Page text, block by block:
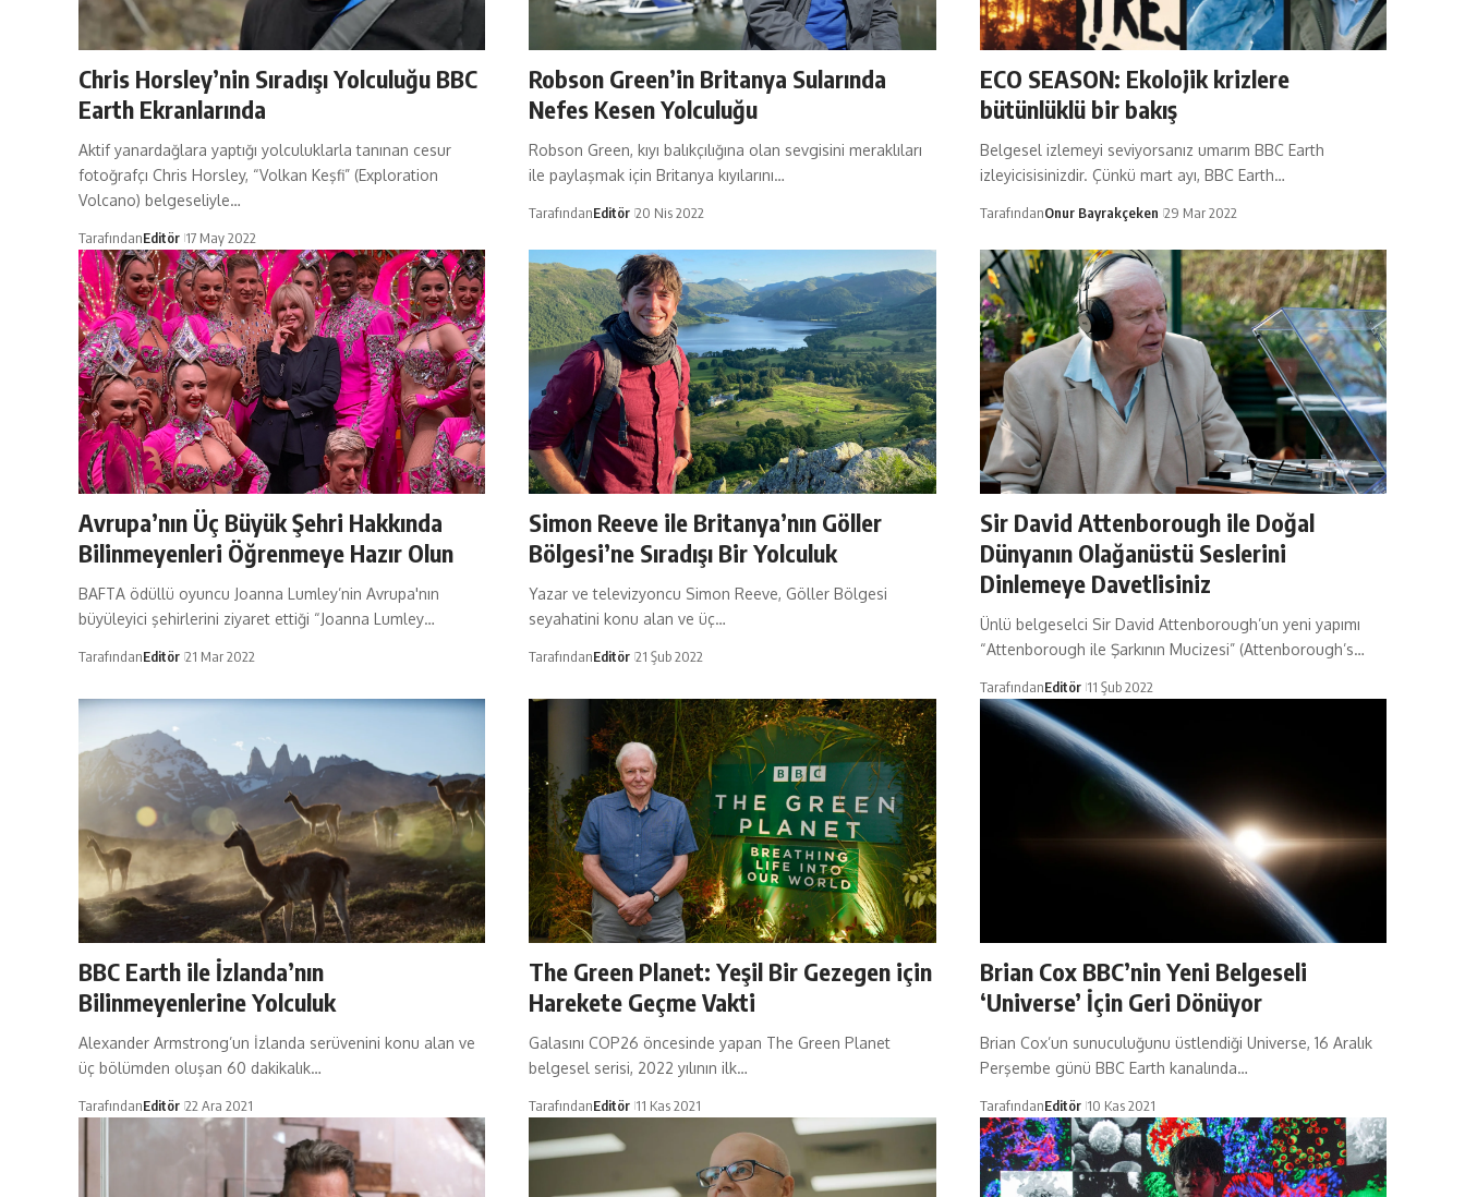
Chris Horsley’nin Sıradışı Yolculuğu BBC
Earth Ekranlarında
Aktif yanardağlara yaptığı yolculuklarla tanınan cesur
fotoğrafçı Chris Horsley, “Volkan Keşfi” (Exploration
Volcano) belgeseliyle…
TarafındanEditör 17 May 2022
Robson Green’in Britanya Sularında
Nefes Kesen Yolculuğu
Robson Green, kıyı balıkçılığına olan sevgisini meraklıları
ile paylaşmak için Britanya kıyılarını…
TarafındanEditör 20 Nis 2022
ECO SEASON: Ekolojik krizlere
bütünlüklü bir bakış
Belgesel izlemeyi seviyorsanız umarım BBC Earth
izleyicisisinizdir. Çünkü mart ayı, BBC Earth…
TarafındanOnur Bayrakçeken 29 Mar 2022
Avrupa’nın Üç Büyük Şehri Hakkında
Bilinmeyenleri Öğrenmeye Hazır Olun
BAFTA ödüllü oyuncu Joanna Lumley’nin Avrupa'nın
büyüleyici şehirlerini ziyaret ettiği “Joanna Lumley…
TarafındanEditör 21 Mar 2022
Simon Reeve ile Britanya’nın Göller
Bölgesi’ne Sıradışı Bir Yolculuk
Yazar ve televizyoncu Simon Reeve, Göller Bölgesi
seyahatini konu alan ve üç…
TarafındanEditör 21 Şub 2022
Sir David Attenborough ile Doğal
Dünyanın Olağanüstü Seslerini
Dinlemeye Davetlisiniz
Ünlü belgeselci Sir David Attenborough’un yeni yapımı
“Attenborough ile Şarkının Mucizesi” (Attenborough’s…
TarafındanEditör 11 Şub 2022
BBC Earth ile İzlanda’nın
Bilinmeyenlerine Yolculuk
Alexander Armstrong’un İzlanda serüvenini konu alan ve
üç bölümden oluşan 60 dakikalık…
TarafındanEditör 22 Ara 2021
The Green Planet: Yeşil Bir Gezegen için
Harekete Geçme Vakti
Galasını COP26 öncesinde yapan The Green Planet
belgesel serisi, 2022 yılının ilk…
TarafındanEditör 11 Kas 2021
Brian Cox BBC’nin Yeni Belgeseli
‘Universe’ İçin Geri Dönüyor
Brian Cox’un sunuculuğunu üstlendiği Universe, 16 Aralık
Perşembe günü BBC Earth kanalında…
TarafındanEditör 10 Kas 2021